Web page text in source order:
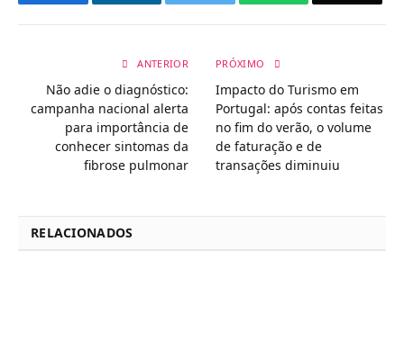
ANTERIOR
Não adie o diagnóstico:
campanha nacional alerta
para importância de
conhecer sintomas da
fibrose pulmonar
PRÓXIMO
Impacto do Turismo em
Portugal: após contas feitas
no fim do verão, o volume
de faturação e de
transações diminuiu
RELACIONADOS